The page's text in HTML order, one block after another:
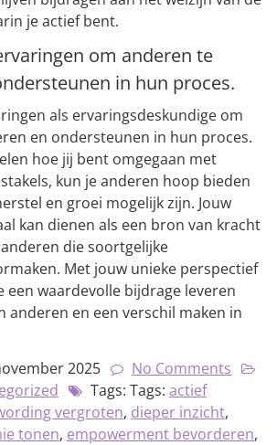
je actief bent.
om anderen te
in hun proces.
als ervaringsdeskundige om
en ondersteunen in hun proces.
hoe jij bent omgegaan met
kun je anderen hoop bieden
en groei mogelijk zijn. Jouw
kan dienen als een bron van kracht
die soortgelijke
Met jouw unieke perspectief
een waardevolle bijdrage leveren
anderen en een verschil maken in
2025
No Comments
Tags: Tags: actief
vergroten, dieper inzicht,
tonen, empowerment bevorderen,